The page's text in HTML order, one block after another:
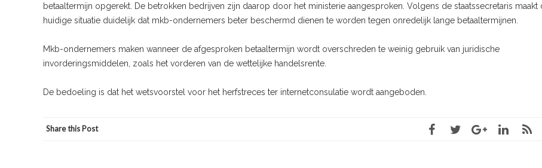
betaaltermijn opgerekt. De betrokken bedrijven zijn daarop door het ministerie aangesproken. Volgens de staatssecretaris maakt
huidige situatie duidelijk dat mkb-ondernemers beter beschermd dienen te worden tegen onredelijk lange betaaltermijnen.
Mkb-ondernemers maken wanneer de afgesproken betaaltermijn wordt overschreden te weinig gebruik van juridische
invorderingsmiddelen, zoals het vorderen van de wettelijke handelsrente.
De bedoeling is dat het wetsvoorstel voor het herfstreces ter internetconsulatie wordt aangeboden.
Share this Post